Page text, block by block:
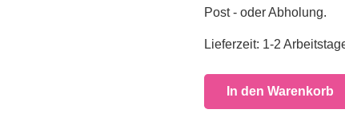
Post - oder Abholung.
Lieferzeit: 1-2
In den Warenkorb